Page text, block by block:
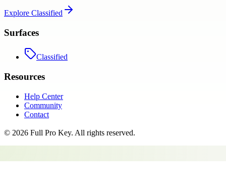
Explore Classified
Surfaces
Classified
Resources
Help Center
Community
Contact
© 2026 Full Pro Key. All rights reserved.